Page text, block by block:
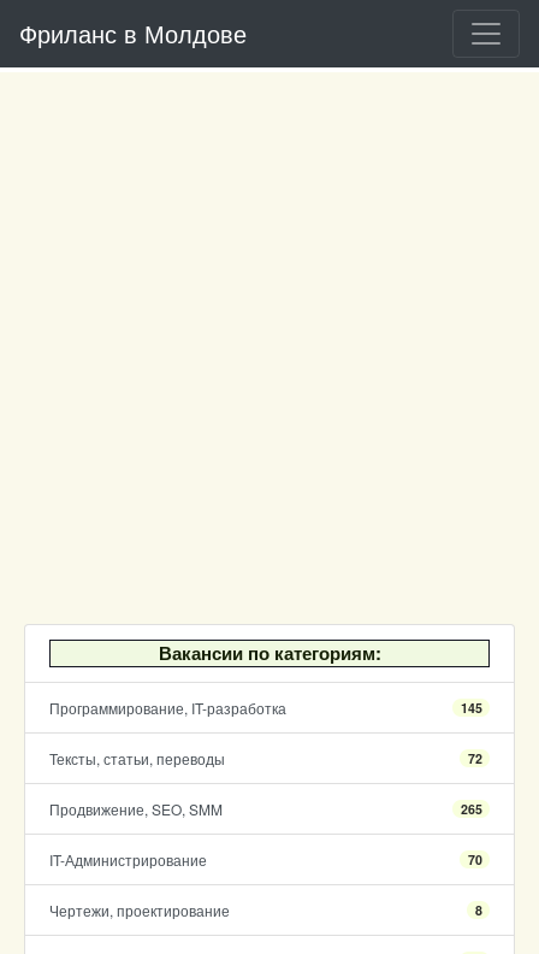
Фриланс в Молдове
Вакансии по категориям:
Программирование, IT-разработка 145
Тексты, статьи, переводы 72
Продвижение, SEO, SMM 265
IT-Администрирование 70
Чертежи, проектирование 8